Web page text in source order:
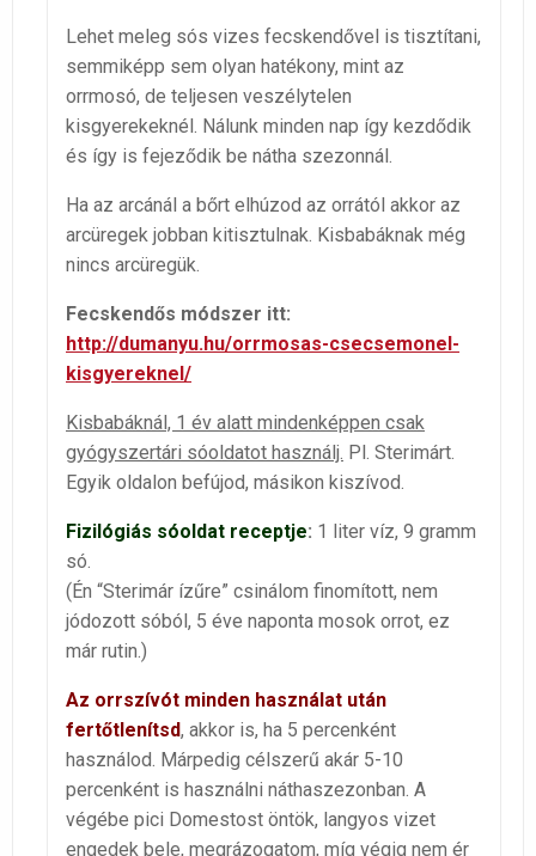
Lehet meleg sós vizes fecskendővel is tisztítani,
semmiképp sem olyan hatékony, mint az
orrmosó, de teljesen veszélytelen
kisgyerekeknél. Nálunk minden nap így kezdődik
és így is fejeződik be nátha szezonnál.
Ha az arcánál a bőrt elhúzod az orrától akkor az
arcüregek jobban kitisztulnak. Kisbabáknak még
nincs arcüregük.
Fecskendős módszer itt:
http://dumanyu.hu/orrmosas-csecsemonel-
kisgyereknel/
Kisbabáknál, 1 év alatt mindenképpen csak
gyógyszertári sóoldatot használj. Pl. Sterimárt.
Egyik oldalon befújod, másikon kiszívod.
Fizilógiás sóoldat receptje: 1 liter víz, 9 gramm
só.
(Én “Sterimár ízűre” csinálom finomított, nem
jódozott sóból, 5 éve naponta mosok orrot, ez
már rutin.)
Az orrszívót minden használat után
fertőtlenítsd, akkor is, ha 5 percenként
használod. Márpedig célszerű akár 5-10
percenként is használni náthaszezonban. A
végébe pici Domestost öntök, langyos vizet
engedek bele, megrázogatom, míg végig nem ér